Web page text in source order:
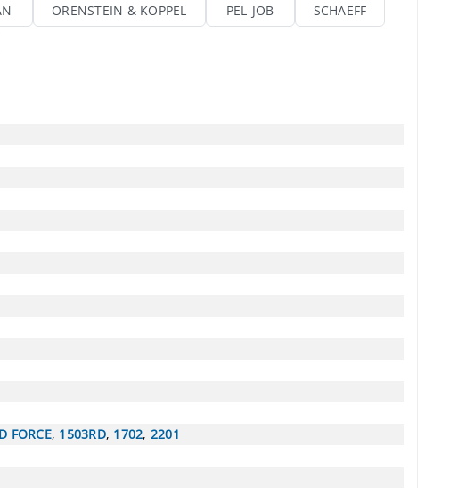
ORENSTEIN & KOPPEL PEL-JOB
SCHAEFF
FORCE, 1503RD, 1702, 2201